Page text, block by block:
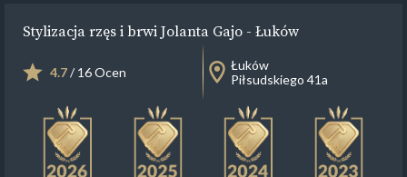
Stylizacja rzęs i brwi Jolanta Gajo - Łuków
4.7/ 16 Ocen
Łuków
Piłsudskiego 41a